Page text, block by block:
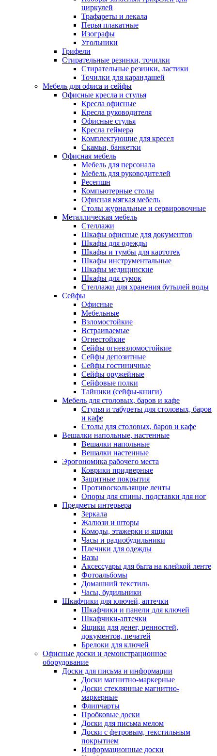
циркулей
Трафареты и лекала
Перья плакатные
Изографы
Угольники
Грифели
Стирательные резинки, точилки
Стирательные резинки, ластики
Точилки для карандашей
Мебель для офиса и сейфы
Офисные кресла и стулья
Кресла офисные
Кресла руководителя
Офисные стулья
Кресла геймера
Комплектующие для кресел
Скамьи, банкетки
Офисная мебель
Мебель для персонала
Мебель для руководителей
Ресепшн
Компьютерные столы
Офисная мягкая мебель
Столы журнальные и сервировочные
Металлическая мебель
Стеллажи
Шкафы офисные для документов
Шкафы для одежды
Шкафы и тумбы для картотек
Шкафы инструментальные
Шкафы медицинские
Шкафы для сумок
Стеллажи для хранения бутылей воды
Сейфы
Офисные
Мебельные
Взломостойкие
Встраиваемые
Огнестойкие
Сейфы огневзломостойкие
Сейфы депозитные
Сейфы гостиничные
Сейфы оружейные
Сейфовые полки
Тайники (сейфы-книги)
Мебель для столовых, баров и кафе
Стулья и табуреты для столовых, баров
и кафе
Столы для столовых, баров и кафе
Вешалки напольные, настенные
Вешалки напольные
Вешалки настенные
Эрогономика рабочего места
Коврики придверные
Защитные покрытия
Противоскользящие ленты
Опоры для спины, подставки для ног
Предметы интерьера
Зеркала
Жалюзи и шторы
Комоды, этажерки и ящики
Часы и радиобудильники
Плечики для одежды
Вазы
Аксессуары для быта на клейкой ленте
Фотоальбомы
Домашний текстиль
Часы, будильники
Шкафчики для ключей, аптечки
Шкафчики и панели для ключей
Шкафчики-аптечки
Ящики для денег, ценностей,
документов, печатей
Брелоки для ключей
Офисные доски и демонстрационное
оборудование
Доски для письма и информации
Доски магнитно-маркерные
Доски стеклянные магнитно-
маркерные
Флипчарты
Пробковые доски
Доски для письма мелом
Доски с фетровым, текстильным
покрытием
Информационные доски